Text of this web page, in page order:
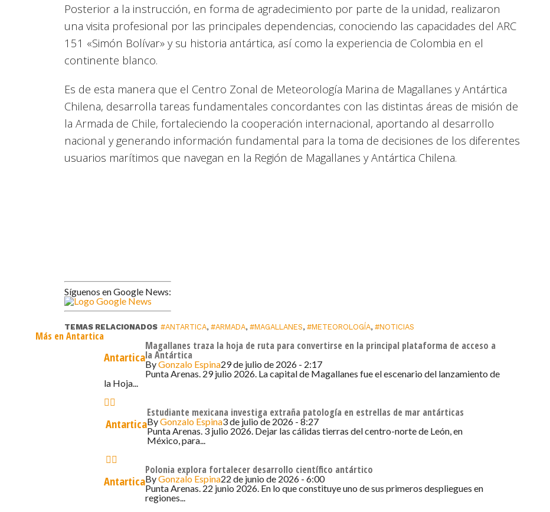
Posterior a la instrucción, en forma de agradecimiento por parte de la unidad, realizaron
una visita profesional por las principales dependencias, conociendo las capacidades del ARC
151 «Simón Bolívar» y su historia antártica, así como la experiencia de Colombia en el
continente blanco.
Es de esta manera que el Centro Zonal de Meteorología Marina de Magallanes y Antártica
Chilena, desarrolla tareas fundamentales concordantes con las distintas áreas de misión de
la Armada de Chile, fortaleciendo la cooperación internacional, aportando al desarrollo
nacional y generando información fundamental para la toma de decisiones de los diferentes
usuarios marítimos que navegan en la Región de Magallanes y Antártica Chilena.
Síguenos en Google News:
TEMAS RELACIONADOS #ANTARTICA,#ARMADA,#MAGALLANES,#METEOROLOGÍA,#NOTICIAS
Más en Antartica
Antartica
Magallanes traza la hoja de ruta para convertirse en la principal plataforma de acceso a
la Antártica
ByGonzalo Espina29 de julio de 2026 - 2:17
Punta Arenas. 29 julio 2026. La capital de Magallanes fue el escenario del lanzamiento de
la Hoja...
Antartica
Estudiante mexicana investiga extraña patología en estrellas de mar antárticas
ByGonzalo Espina3 de julio de 2026 - 8:27
Punta Arenas. 3 julio 2026. Dejar las cálidas tierras del centro-norte de León, en
México, para...
Antartica
Polonia explora fortalecer desarrollo científico antártico
ByGonzalo Espina22 de junio de 2026 - 6:00
Punta Arenas. 22 junio 2026. En lo que constituye uno de sus primeros despliegues en
regiones...